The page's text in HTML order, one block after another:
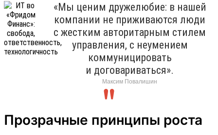
«Мы ценим дружелюбие: в нашей
компании не приживаются люди
с жестким авторитарным стилем
управления, с неумением
коммуницировать
и договариваться».
Максим Повалишин
Прозрачные принципы роста